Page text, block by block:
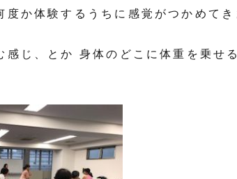
度か体験するうちに感覚がつかめてき
感じ、とか 身体のどこに体重を乗せ